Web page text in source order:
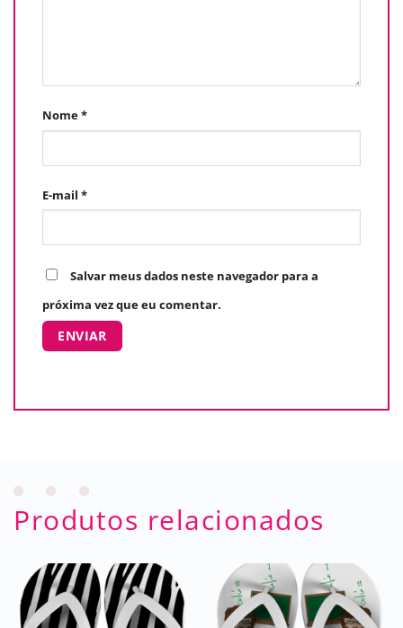
Nome*
E-mail *
Salvar meus dados neste navegador para a
próxima vez que eu comentar.
Produtos relacionados